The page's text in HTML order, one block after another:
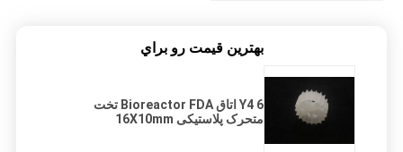
بهترين قيمت رو براي
Y4 6 اتاق Bioreactor FDA تخت
متحرک پلاستیکی 16X10mm